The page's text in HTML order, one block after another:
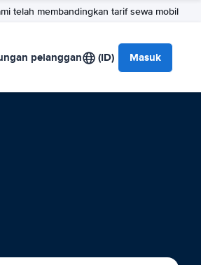
telah membandingkan tarif sewa mobil
pelanggan (ID) Masuk